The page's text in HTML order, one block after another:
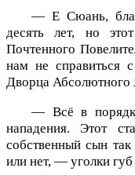
— Е Сюань,
десять лет, но
Почтенного
нам не справиться
Дворца Абсолютного
— Всё в
нападения. Этот
собственный сын
или нет, — уголки